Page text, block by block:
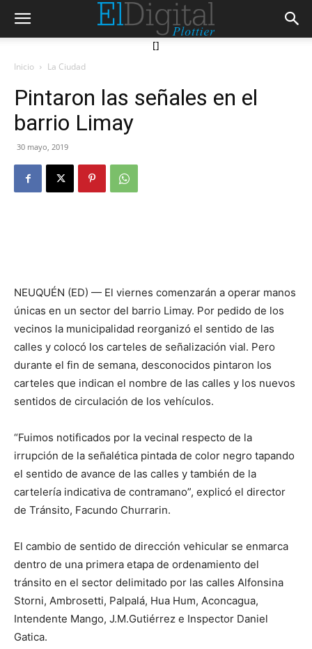
[]
Inicio La Ciudad
Pintaron las señales en el
barrio Limay
30 mayo, 2019
NEUQUÉN (ED) — El viernes comenzarán a operar manos
únicas en un sector del barrio Limay. Por pedido de los
vecinos la municipalidad reorganizó el sentido de las
calles y colocó los carteles de señalización vial. Pero
durante el fin de semana, desconocidos pintaron los
carteles que indican el nombre de las calles y los nuevos
sentidos de circulación de los vehículos.
“Fuimos notificados por la vecinal respecto de la
irrupción de la señalética pintada de color negro tapando
el sentido de avance de las calles y también de la
cartelería indicativa de contramano”, explicó el director
de Tránsito, Facundo Churrarin.
El cambio de sentido de dirección vehicular se enmarca
dentro de una primera etapa de ordenamiento del
tránsito en el sector delimitado por las calles Alfonsina
Storni, Ambrosetti, Palpalá, Hua Hum, Aconcagua,
Intendente Mango, J.M.Gutiérrez e Inspector Daniel
Gatica.